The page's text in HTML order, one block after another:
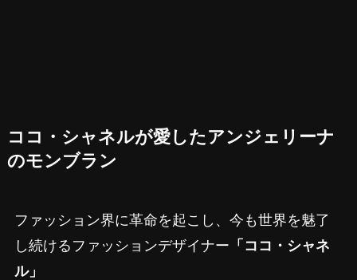
ココ・シャネルが愛したアンジェリーナ
のモンブラン
ファッション界に革命を起こし、今も世界を魅了
し続けるファッションデザイナー 「ココ・シャネ
ル」